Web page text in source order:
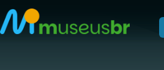
para
o
conteúdo